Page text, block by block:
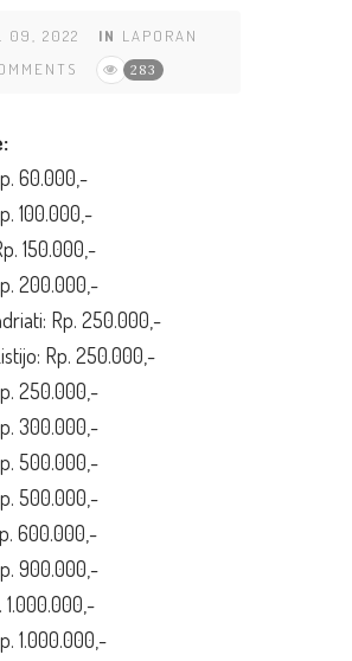
09, 2022 IN LAPORAN
283
:
60.000,-
100.000,-
150.000,-
200.000,-
Rp. 250.000,-
Rp. 250.000,-
250.000,-
300.000,-
500.000,-
500.000,-
600.000,-
900.000,-
1.000.000,-
1.000.000,-